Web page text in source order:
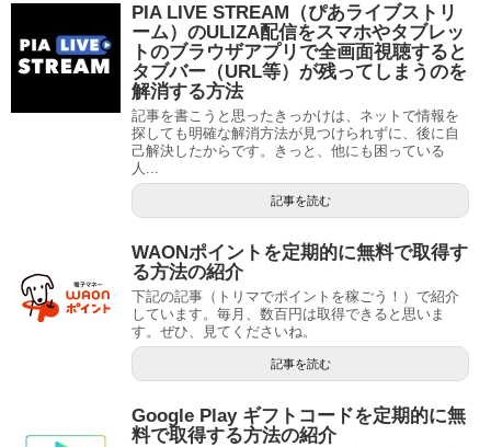
PIA LIVE STREAM（ぴあライブストリ
ーム）のULIZA配信をスマホやタブレッ
トのブラウザアプリで全画面視聴すると
タブバー（URL等）が残ってしまうのを
解消する方法
記事を書こうと思ったきっかけは、ネットで情報を
探しても明確な解消方法が見つけられずに、後に自
己解決したからです。きっと、他にも困っている
人...
記事を読む
WAONポイントを定期的に無料で取得す
る方法の紹介
下記の記事（トリマでポイントを稼ごう！）で紹介
しています。毎月、数百円は取得できると思いま
す。ぜひ、見てくださいね。
記事を読む
Google Play ギフトコードを定期的に無
料で取得する方法の紹介